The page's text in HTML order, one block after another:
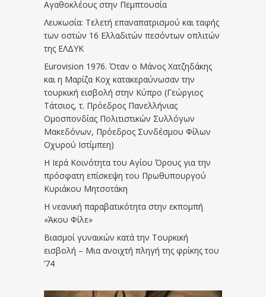
Αγαθοκλέους στην Πεμπτουσία
Λευκωσία: Τελετή επαναπατρισμού και ταφής
των οστών 16 Ελλαδιτών πεσόντων οπλιτών
της ΕΛΔΥΚ
Eurovision 1976. Όταν ο Μάνος Χατζηδάκης
και η Μαρίζα Κοχ κατακεραύνωσαν την
τουρκική εισβολή στην Κύπρο (Γεώργιος
Τάτσιος, τ. Πρόεδρος Πανελλήνιας
Ομοσπονδίας Πολιτιστικών Συλλόγων
Μακεδόνων, Πρόεδρος Συνδέσμου Φίλων
Οχυρού Ιστίμπεη)
Η Ιερά Κοινότητα του Αγίου Όρους για την
πρόσφατη επίσκεψη του Πρωθυπουργού
Κυριάκου Μητσοτάκη
Η νεανική παραβατικότητα στην εκπομπή
«Άκου Φίλε»
Βιασμοί γυναικών κατά την Τουρκική
εισβολή – Μια ανοιχτή πληγή της φρίκης του
’74